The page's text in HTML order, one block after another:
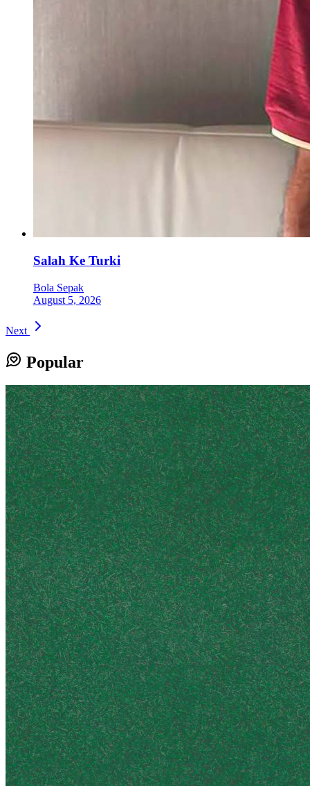
Salah Ke Turki
Bola Sepak
August 5, 2026
Next
Popular